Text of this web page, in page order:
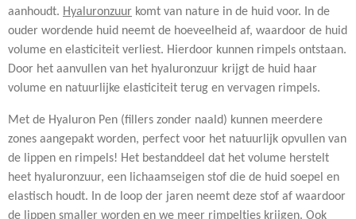
aanhoudt. Hyaluronzuur komt van nature in de huid voor. In de
ouder wordende huid neemt de hoeveelheid af, waardoor de huid
volume en elasticiteit verliest. Hierdoor kunnen rimpels ontstaan.
Door het aanvullen van het hyaluronzuur krijgt de huid haar
volume en natuurlijke elasticiteit terug en vervagen rimpels.
Met de Hyaluron Pen (fillers zonder naald) kunnen meerdere
zones aangepakt worden, perfect voor het natuurlijk opvullen van
de lippen en rimpels! Het bestanddeel dat het volume herstelt
heet hyaluronzuur, een lichaamseigen stof die de huid soepel en
elastisch houdt. In de loop der jaren neemt deze stof af waardoor
de lippen smaller worden en we meer rimpeltjes krijgen. Ook